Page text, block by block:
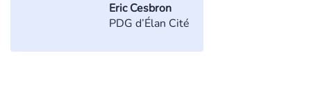
Eric Cesbron
PDG d’Élan Cité